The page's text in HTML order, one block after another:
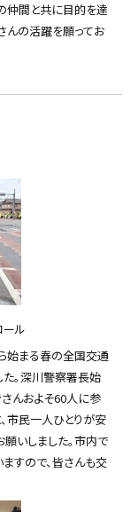
仲間と共に目的を達
んの活躍を願ってお
ル
始まる春の全国交通
。深川警察署長始
んおよそ60人に参
市民一人ひとりが安
いしました。市内で
すので、皆さんも交